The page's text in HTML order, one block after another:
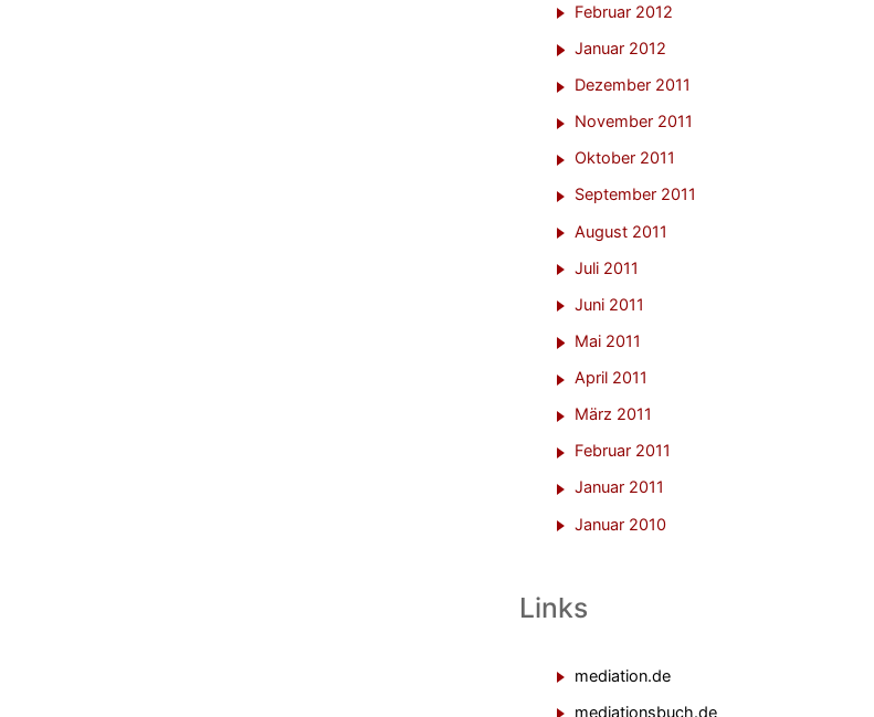
Februar 2012
Januar 2012
Dezember 2011
November 2011
Oktober 2011
September 2011
August 2011
Juli 2011
Juni 2011
Mai 2011
April 2011
März 2011
Februar 2011
Januar 2011
Januar 2010
Links
mediation.de
mediationsbuch.de